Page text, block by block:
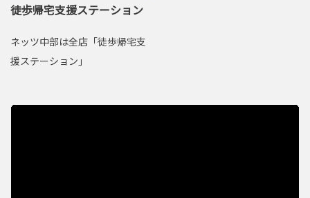
徒歩帰宅支援ステーション
ネッツ中部は全店「徒歩帰宅支
援ステーション」